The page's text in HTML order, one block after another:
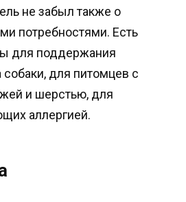
не забыл также о
потребностями. Есть
для поддержания
собаки, для питомцев с
и шерстью, для
аллергией.